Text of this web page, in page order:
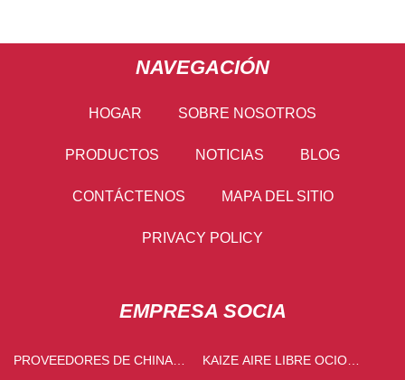
NAVEGACIÓN
HOGAR SOBRE NOSOTROS
PRODUCTOS NOTICIAS BLOG
CONTÁCTENOS MAPA DEL SITIO
PRIVACY POLICY
EMPRESA SOCIA
PROVEEDORES DE CHINA
KAIZE AIRE LIBRE OCIO